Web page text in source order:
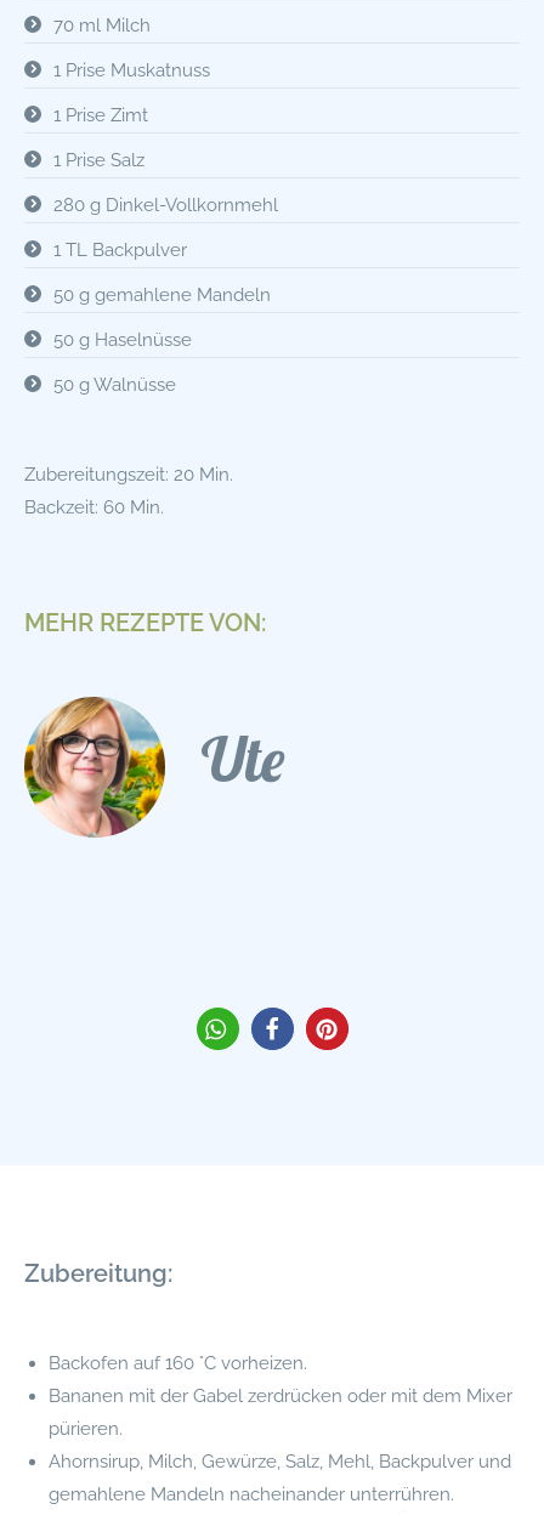
70 ml Milch
1 Prise Muskatnuss
1 Prise Zimt
1 Prise Salz
280 g Dinkel-Vollkornmehl
1 TL Backpulver
50 g gemahlene Mandeln
50 g Haselnüsse
50 g Walnüsse
Zubereitungszeit: 20 Min.
Backzeit: 60 Min.
MEHR REZEPTE VON:
Ute
Zubereitung:
Backofen auf 160 °C vorheizen.
Bananen mit der Gabel zerdrücken oder mit dem Mixer
pürieren.
Ahornsirup, Milch, Gewürze, Salz, Mehl, Backpulver und
gemahlene Mandeln nacheinander unterrühren.